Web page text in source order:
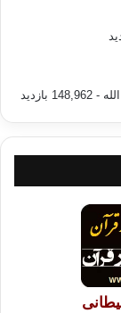
- 148,962 بازدید